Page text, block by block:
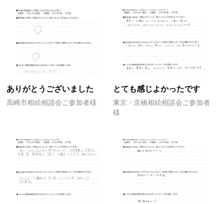
ありがとうございました
高崎市相続相談会ご参加者様
とても感じよかったです
東京・京橋相続相談会ご参加者
様